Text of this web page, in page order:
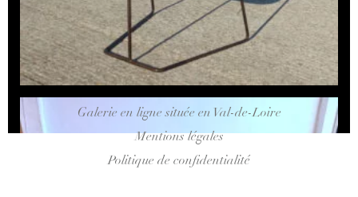
Galerie en ligne située en Val-de-Loire
Mentions légales
Politique de confidentialité